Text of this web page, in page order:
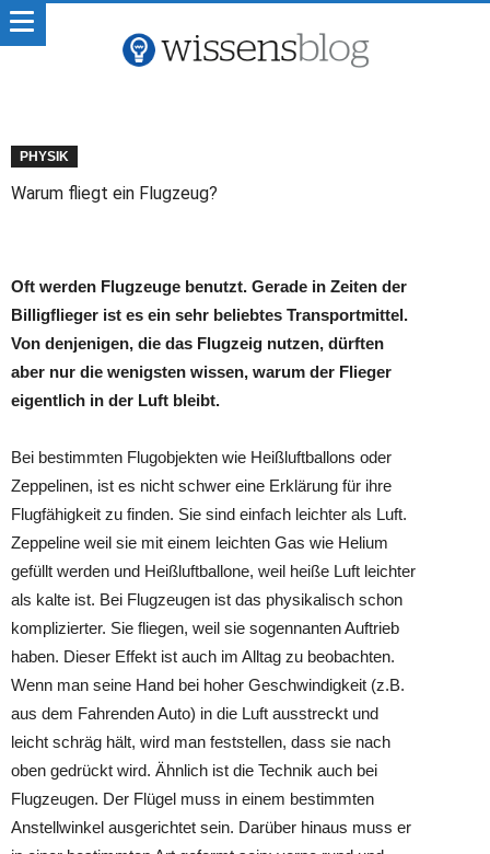
PHYSIK
Warum fliegt ein Flugzeug?
Oft werden Flugzeuge benutzt. Gerade in Zeiten der
Billigflieger ist es ein sehr beliebtes Transportmittel.
Von denjenigen, die das Flugzeig nutzen, dürften
aber nur die wenigsten wissen, warum der Flieger
eigentlich in der Luft bleibt.
Bei bestimmten Flugobjekten wie Heißluftballons oder
Zeppelinen, ist es nicht schwer eine Erklärung für ihre
Flugfähigkeit zu finden. Sie sind einfach leichter als Luft.
Zeppeline weil sie mit einem leichten Gas wie Helium
gefüllt werden und Heißluftballone, weil heiße Luft leichter
als kalte ist. Bei Flugzeugen ist das physikalisch schon
komplizierter. Sie fliegen, weil sie sogennanten Auftrieb
haben. Dieser Effekt ist auch im Alltag zu beobachten.
Wenn man seine Hand bei hoher Geschwindigkeit (z.B.
aus dem Fahrenden Auto) in die Luft ausstreckt und
leicht schräg hält, wird man feststellen, dass sie nach
oben gedrückt wird. Ähnlich ist die Technik auch bei
Flugzeugen. Der Flügel muss in einem bestimmten
Anstellwinkel ausgerichtet sein. Darüber hinaus muss er